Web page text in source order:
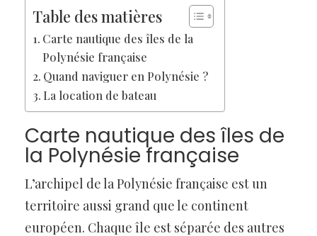
Table des matières
Carte nautique des îles de la
Polynésie française
Quand naviguer en Polynésie ?
La location de bateau
Carte nautique des îles de
la Polynésie française
L’archipel de la Polynésie française est un
territoire aussi grand que le continent
européen. Chaque île est séparée des autres